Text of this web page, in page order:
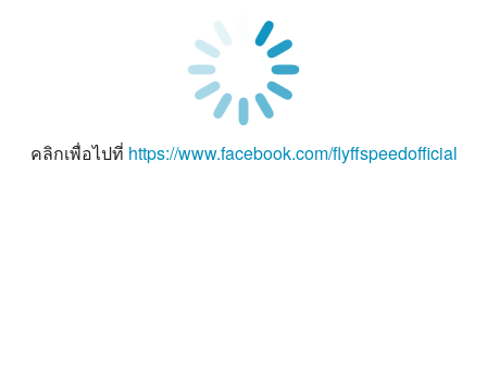
คลิกเพื่อไปที่ https://www.facebook.com/flyffspeedofficial